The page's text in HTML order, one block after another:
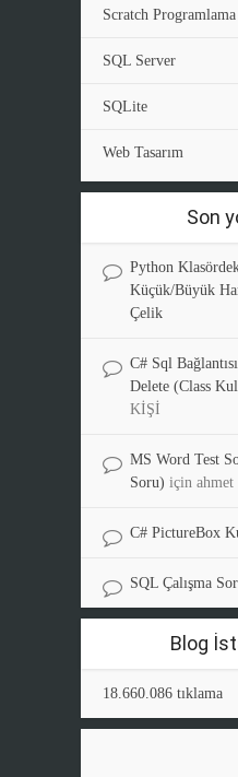
Scratch Programlama
SQL Server
SQLite
Web Tasarım
Son
Python
Küçük/Büyük
Çelik
C# Sql
Delete (Class
KİŞİ
MS Word Test
Soru) için ahmet
C# PictureBox
SQL Çalışma
Blog
18.660.086 tıklama